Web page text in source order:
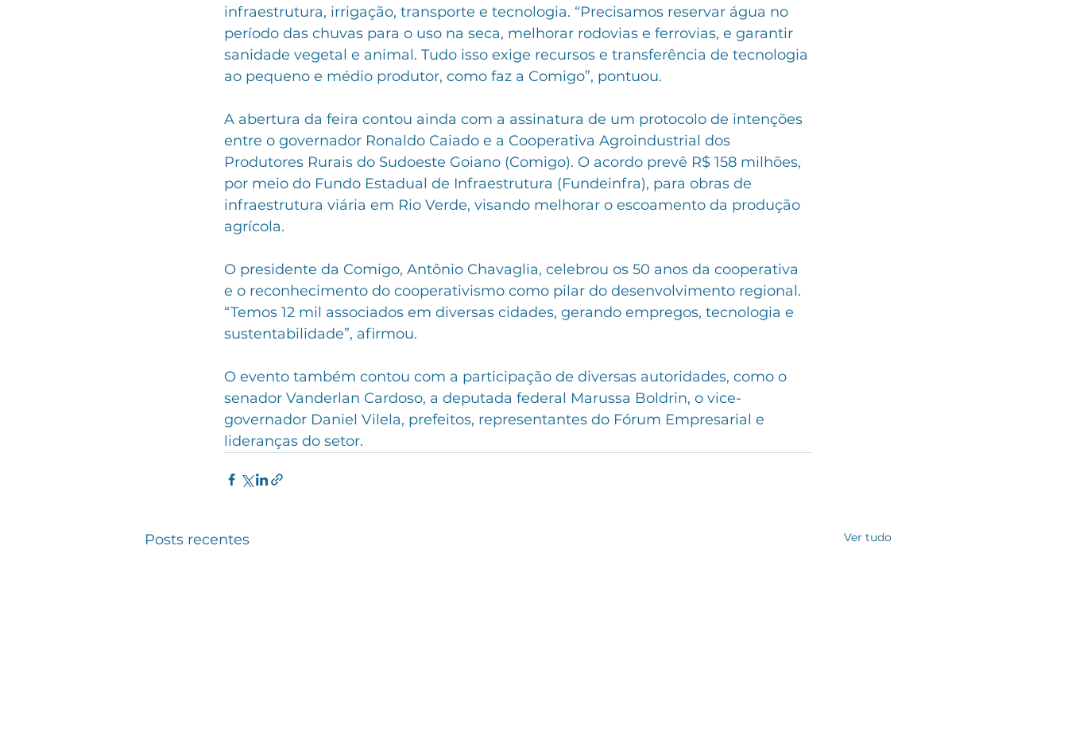
infraestrutura, irrigação, transporte e tecnologia. “Precisamos reservar água no
período das chuvas para o uso na seca, melhorar rodovias e ferrovias, e garantir
sanidade vegetal e animal. Tudo isso exige recursos e transferência de tecnologia
ao pequeno e médio produtor, como faz a Comigo”, pontuou.
A abertura da feira contou ainda com a assinatura de um protocolo de intenções
entre o governador Ronaldo Caiado e a Cooperativa Agroindustrial dos
Produtores Rurais do Sudoeste Goiano (Comigo). O acordo prevê R$ 158 milhões,
por meio do Fundo Estadual de Infraestrutura (Fundeinfra), para obras de
infraestrutura viária em Rio Verde, visando melhorar o escoamento da produção
agrícola.
O presidente da Comigo, Antônio Chavaglia, celebrou os 50 anos da cooperativa
e o reconhecimento do cooperativismo como pilar do desenvolvimento regional.
“Temos 12 mil associados em diversas cidades, gerando empregos, tecnologia e
sustentabilidade”, afirmou.
O evento também contou com a participação de diversas autoridades, como o
senador Vanderlan Cardoso, a deputada federal Marussa Boldrin, o vice-
governador Daniel Vilela, prefeitos, representantes do Fórum Empresarial e
lideranças do setor.
Posts recentes Ver tudo